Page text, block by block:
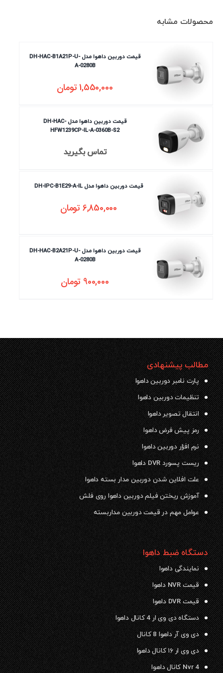
محصولات مشابه
قیمت دوربین داهوا مدل DH-HAC-B1A21P-U-
A-0280B
1,550,000تومان
قیمت دوربین داهوا مدل DH-HAC-
HFW1239CP-IL-A-0360B-S2
تماس بگیرید
قیمت دوربین داهوا مدل DH-IPC-B1E29-A-IL
6,850,000تومان
قیمت دوربین داهوا مدل DH-HAC-B2A21P-U-
A-0280B
900,000 تومان
مطالب پیشنهادی
پارت نامبر دوربین داهوا
تنظیمات دوربین داهوا
انتقال تصویر داهوا
رمز پیش فرض داهوا
نرم افزار دوربین داهوا
ریست پسورد DVR داهوا
علت افلاین شدن دوربین مدار بسته داهوا
آموزش ریختن فیلم دوربین داهوا روی فلش
عوامل مهم در قیمت دوربین مداربسته
دستگاه ضبط داهوا
نمایندگی داهوا
قیمت NVR داهوا
قیمت DVR داهوا
دستگاه دی وی ار 4 کانال داهوا
دی وی آر داهوا 8 کانال
دی وی ار ۱۶ کانال داهوا
Nvr 4 کانال داهوا